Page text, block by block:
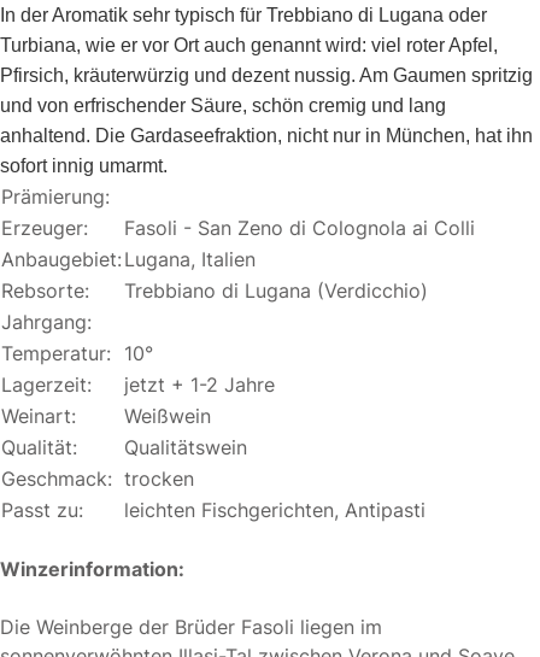
In der Aromatik sehr typisch für Trebbiano di Lugana oder
Turbiana, wie er vor Ort auch genannt wird: viel roter Apfel,
Pfirsich, kräuterwürzig und dezent nussig. Am Gaumen spritzig
und von erfrischender Säure, schön cremig und lang
anhaltend. Die Gardaseefraktion, nicht nur in München, hat ihn
sofort innig umarmt.
Prämierung:
Erzeuger:
Fasoli - San Zeno di Colognola ai Colli
Anbaugebiet:Lugana, Italien
Rebsorte:
Trebbiano di Lugana (Verdicchio)
Jahrgang:
Temperatur: 10°
Lagerzeit:
jetzt + 1-2 Jahre
Weinart:
Weißwein
Qualität:
Qualitätswein
Geschmack: trocken
Passt zu:
leichten Fischgerichten, Antipasti
Winzerinformation:
Die Weinberge der Brüder Fasoli liegen im